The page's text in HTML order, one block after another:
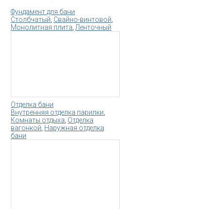
Фундамент для бани
Столбчатый Свайно-винтовой
Монолитная плита Ленточный
Отделка бани
Внутренняя отделка парилки
Комнаты отдыха Отделка
вагонкой Наружная отделка
бани